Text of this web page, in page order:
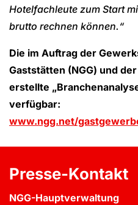
Hotelfachleute zum Start
brutto rechnen können.“
Die im Auftrag der
Gaststätten (NGG) und
erstellte
verfügbar:
www.ngg.net/
Presse-Kontakt
NGG-Hauptverwaltung